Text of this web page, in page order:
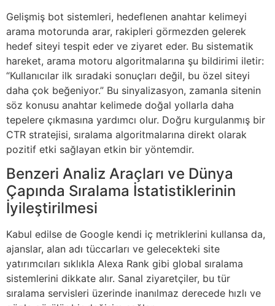
Gelişmiş bot sistemleri, hedeflenen anahtar kelimeyi
arama motorunda arar, rakipleri görmezden gelerek
hedef siteyi tespit eder ve ziyaret eder. Bu sistematik
hareket, arama motoru algoritmalarına şu bildirimi iletir:
“Kullanıcılar ilk sıradaki sonuçları değil, bu özel siteyi
daha çok beğeniyor.” Bu sinyalizasyon, zamanla sitenin
söz konusu anahtar kelimede doğal yollarla daha
tepelere çıkmasına yardımcı olur. Doğru kurgulanmış bir
CTR stratejisi, sıralama algoritmalarına direkt olarak
pozitif etki sağlayan etkin bir yöntemdir.
Benzeri Analiz Araçları ve Dünya
Çapında Sıralama İstatistiklerinin
İyileştirilmesi
Kabul edilse de Google kendi iç metriklerini kullansa da,
ajanslar, alan adı tüccarları ve gelecekteki site
yatırımcıları sıklıkla Alexa Rank gibi global sıralama
sistemlerini dikkate alır. Sanal ziyaretçiler, bu tür
sıralama servisleri üzerinde inanılmaz derecede hızlı ve